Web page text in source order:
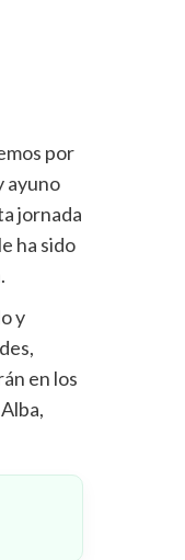
por
ayuno
jornada
ha sido
y
en los